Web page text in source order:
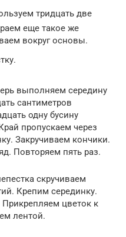
тридцать две
еще такое же
вокруг основы.
выполняем середину
сантиметров
одну бусину
пропускаем через
Закручиваем кончики.
Повторяем пять раз.
скручиваем
Крепим серединку.
цветок к
лентой.